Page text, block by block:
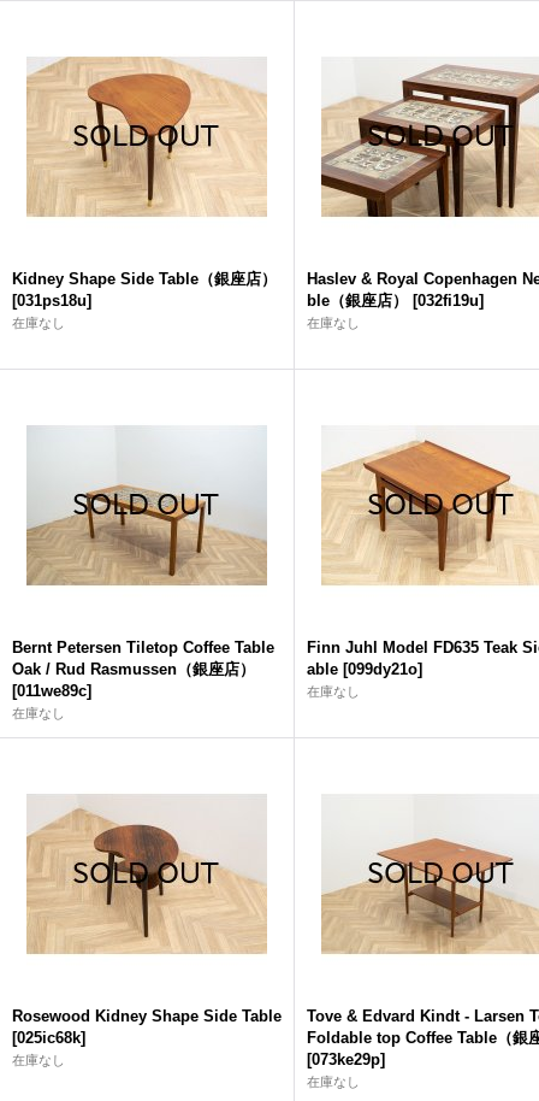
Kidney Shape Side Table（銀座店）
[031ps18u]
在庫なし
Haslev & Royal Copenhagen
ble（銀座店）
[032fi19u]
在庫なし
Bernt Petersen Tiletop Coffee Table
Oak / Rud Rasmussen（銀座店）
[011we89c]
在庫なし
Finn Juhl Model FD635 Teak
able [099dy21o]
在庫なし
Rosewood Kidney Shape Side Table
[025ic68k]
在庫なし
Tove & Edvard Kindt - Larsen
Foldable top Coffee Table（銀
[073ke29p]
在庫なし